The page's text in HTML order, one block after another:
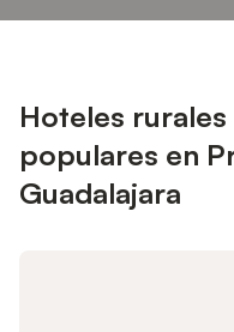
Hoteles
populares en
Guadalajara